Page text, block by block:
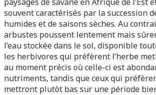
souvent caractérisés par la succession
humides et de saisons sèches. Au
arbustes poussent lentement mais
l’eau stockée dans le sol, disponible
les herbivores qui préfèrent l’herbe
au moment précis où celle-ci est
nutriments, tandis que ceux qui
mettront plutôt bas sur une période